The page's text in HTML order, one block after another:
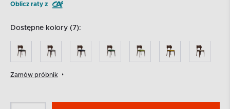
Oblicz raty z
Dostępne kolory (7):
Zamów próbnik